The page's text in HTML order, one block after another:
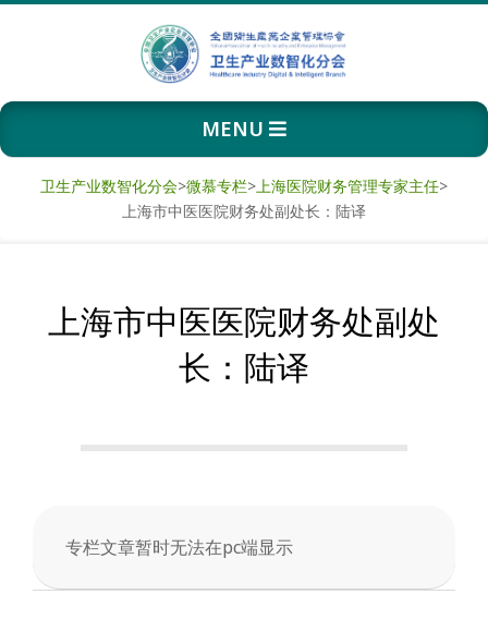
卫
生
产
数
会
Primary
Navigation
MENU
卫生产业数智化分会>微慕专栏>上海医院财务管理专家主任>
上海市中医医院财务处副处长：陆译
上海市中医医院财务处副处
长：陆译
专栏文章暂时无法在pc端显示
2025-